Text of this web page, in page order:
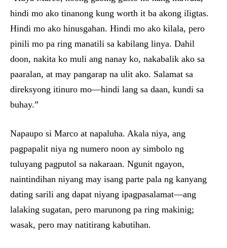
hindi mo ako tinanong kung worth it ba akong iligtas.
Hindi mo ako hinusgahan. Hindi mo ako kilala, pero
pinili mo pa ring manatili sa kabilang linya. Dahil
doon, nakita ko muli ang nanay ko, nakabalik ako sa
paaralan, at may pangarap na ulit ako. Salamat sa
direksyong itinuro mo—hindi lang sa daan, kundi sa
buhay.”
Napaupo si Marco at napaluha. Akala niya, ang
pagpapalit niya ng numero noon ay simbolo ng
tuluyang pagputol sa nakaraan. Ngunit ngayon,
naintindihan niyang may isang parte pala ng kanyang
dating sarili ang dapat niyang ipagpasalamat—ang
lalaking sugatan, pero marunong pa ring makinig;
wasak, pero may natitirang kabutihan.